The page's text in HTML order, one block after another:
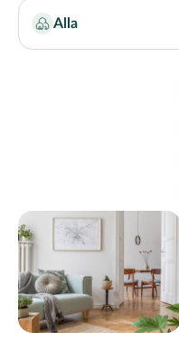
Term
Name
Filter
Alla
Klicka